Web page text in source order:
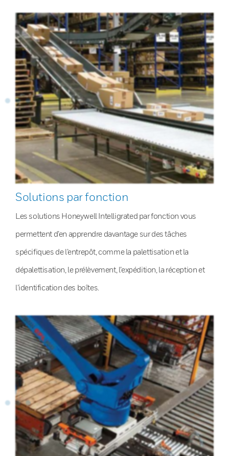
Solutions par fonction
Les solutions Honeywell Intelligrated par fonction vous
permettent d’en apprendre davantage sur des tâches
spécifiques de l’entrepôt, comme la palettisation et la
dépalettisation, le prélèvement, l’expédition, la réception et
l’identification des boîtes.